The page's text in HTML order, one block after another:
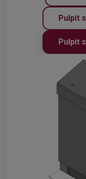
Pulpit
Pulpit